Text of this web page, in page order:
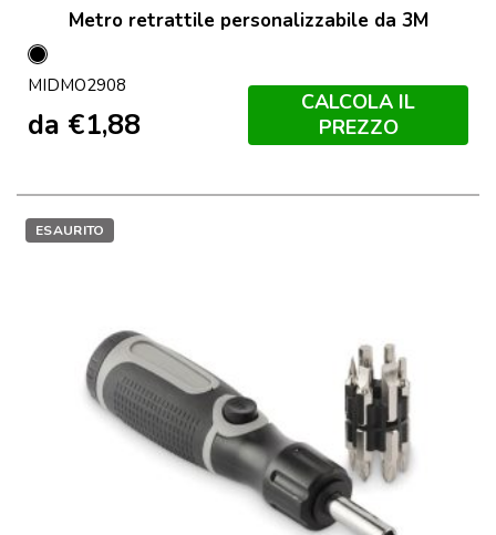
Metro retrattile personalizzabile da 3M
Nero
MIDMO2908
da €1,88
CALCOLA IL
PREZZO
ESAURITO